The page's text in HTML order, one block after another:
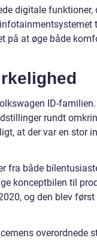
digitale funktioner,
på at øge både
ID-familien.
rundt
at der var en stor
fra både
konceptbilen til
og den blev først
overordnede